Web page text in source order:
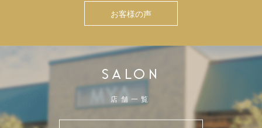
お客様の声
SALON
店舗一覧